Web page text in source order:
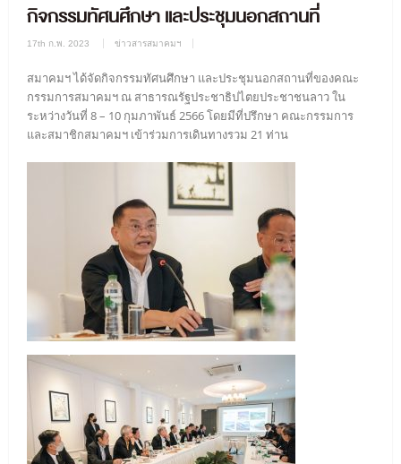
กิจกรรมทัศนศึกษา และประชุมนอกสถานที่
17th ก.พ. 2023 ข่าวสารสมาคมฯ
สมาคมฯ ได้จัดกิจกรรมทัศนศึกษา และประชุมนอกสถานที่ของคณะ
กรรมการสมาคมฯ ณ สาธารณรัฐประชาธิปไตยประชาชนลาว ใน
ระหว่างวันที่ 8 – 10 กุมภาพันธ์ 2566 โดยมีที่ปรึกษา คณะกรรมการ
และสมาชิกสมาคมฯ เข้าร่วมการเดินทางรวม 21 ท่าน